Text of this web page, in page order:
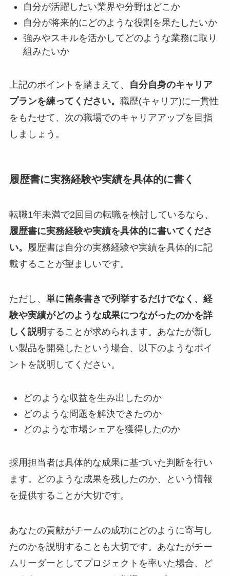
自分が活躍したい業界や分野はどこか
自分が将来的にどのような役割を果たしたいか
強みやスキルを活かしてどのような業務に取り
組みたいか
上記のポイントを踏まえて、
自分自身のキャリア
プランを練ってください。 職歴(キャリア)に一貫性
をもたせて、次の職場でのキャリアアップを目指
しましょう。
履歴書に実務経験や実績を具体的に書く
転職1年未満で2回目の転職を検討しているなら、
履歴書に実務経験や実績を具体的に書いてくださ
い。 履歴書は自分の実務経験や実績を具体的に記
載することが望ましいです。
ただし、 単に箇条書きで列挙するだけでなく、経
験や実績がどのような成果につながったのかを詳
しく説明することが求められます。あなたが新し
い製品を開発したという場合、以下のようなポイ
ントを説明してください。
どのような収益を生み出したのか
どのような問題を解決できたのか
どのような市場シェアを獲得したのか
採用担当者は具体的な成果に基づいた判断を行い
ます。どのような成果を残したのか、という情報
を提供することが大切です。
あなたの貢献がチームの成功にどのように寄与し
たのかを説明することも大切です。あなたがチー
ムリーダーとしてプロジェクトを率いた場合、ど